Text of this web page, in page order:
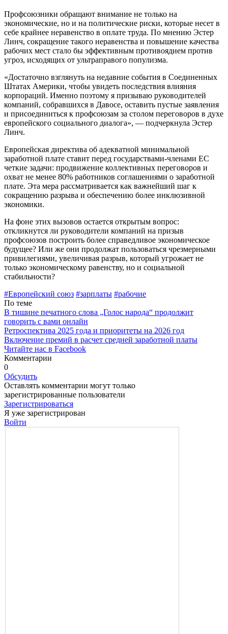
Профсоюзники обращают внимание не только на
экономические, но и на полити­ческие риски, которые несет в
себе крайнее неравенство в оплате труда. По мнению Эстер
Линч, сокращение такого неравенства и повышение качества
рабочих мест стало бы эффективным противоядием против
угроз, исходящих от ультраправого попу­лизма.
«Достаточно взглянуть на недавние события в Соединенных
Штатах Америки, чтобы увидеть последствия влияния
корпораций. Именно поэтому я призываю руководителей
компаний, собравшихся в Давосе, оставить пустые заявления
и при­соединиться к профсоюзам за столом пере­говоров в духе
европейского социального диалога», — подчеркнула Эстер
Линч.
Европейская директива об адекватной минимальной
заработной плате ставит перед государствами-членами ЕС
четкие задачи: продвижение коллективных пере­говоров и
охват не менее 80% работни­ков соглашениями о заработной
плате. Эта мера рассматривается как важнейший шаг к
сокращению разрыва и обеспечению более инклюзивной
экономики.
На фоне этих вызовов остается откры­тым вопрос:
откликнутся ли руководители компаний на призыв
профсоюзов построить более справедливое экономи­ческое
будущее? Или же они продолжат пользоваться чрезмерными
привилегиями, увеличивая разрыв, который угрожает не
только экономическому равенству, но и социальной
стабильности?
#Европейский союз #зарплаты #рабочие
По теме
В тишине печатного слова „Голос народа“ продолжит
говорить с вами онлайн
Ретроспектива 2025 года и приоритеты на 2026 год
Включение премий в расчет средней заработной платы
Читайте нас в Facebook
Комментарии
0
Обсудить
Оставлять комментарии могут только
зарегистрированные пользователи
Зарегистрироваться
Я уже зарегистрирован
Войти